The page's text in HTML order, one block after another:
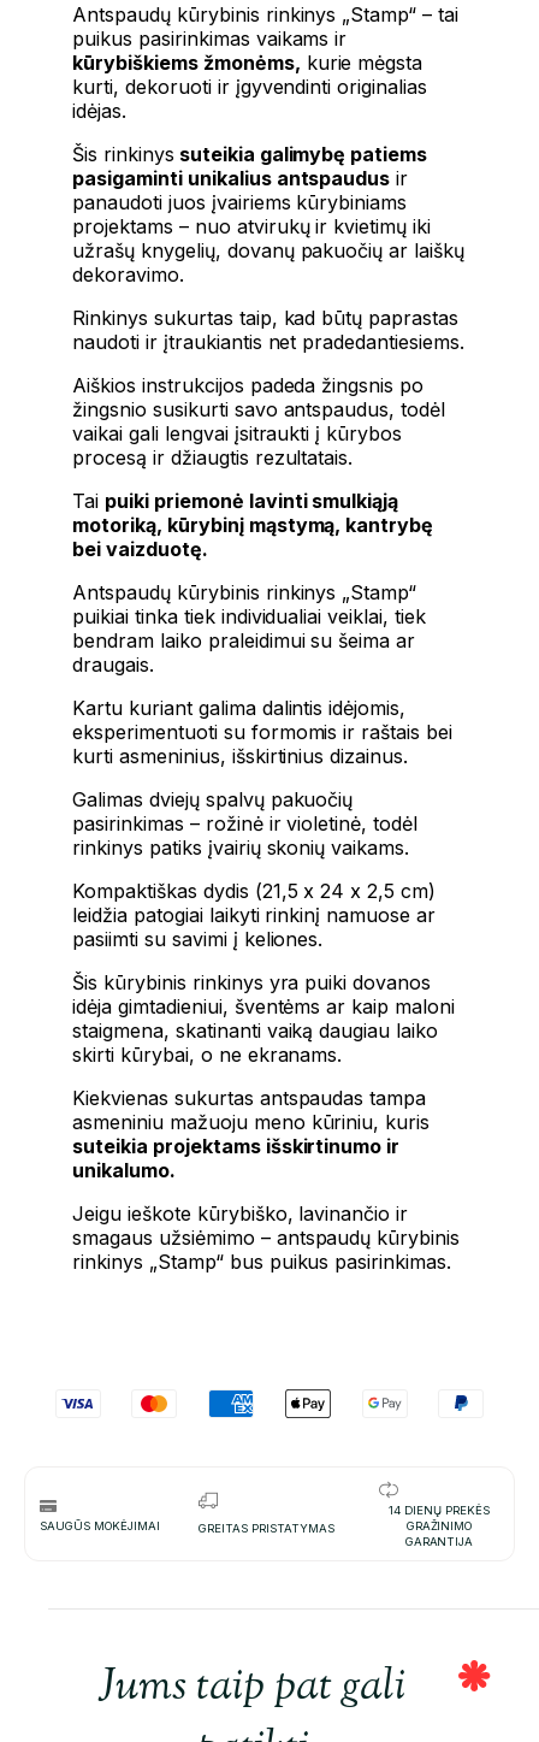
Antspaudų kūrybinis rinkinys „Stamp“ – tai
puikus pasirinkimas vaikams ir
kūrybiškiems žmonėms, kurie mėgsta
kurti, dekoruoti ir įgyvendinti originalias
idėjas.
Šis rinkinys suteikia galimybę patiems
pasigaminti unikalius antspaudus ir
panaudoti juos įvairiems kūrybiniams
projektams – nuo atvirukų ir kvietimų iki
užrašų knygelių, dovanų pakuočių ar laiškų
dekoravimo.
Rinkinys sukurtas taip, kad būtų paprastas
naudoti ir įtraukiantis net pradedantiesiems.
Aiškios instrukcijos padeda žingsnis po
žingsnio susikurti savo antspaudus, todėl
vaikai gali lengvai įsitraukti į kūrybos
procesą ir džiaugtis rezultatais.
Tai puiki priemonė lavinti smulkiąją
motoriką, kūrybinį mąstymą, kantrybę
bei vaizduotę.
Antspaudų kūrybinis rinkinys „Stamp“
puikiai tinka tiek individualiai veiklai, tiek
bendram laiko praleidimui su šeima ar
draugais.
Kartu kuriant galima dalintis idėjomis,
eksperimentuoti su formomis ir raštais bei
kurti asmeninius, išskirtinius dizainus.
Galimas dviejų spalvų pakuočių
pasirinkimas – rožinė ir violetinė, todėl
rinkinys patiks įvairių skonių vaikams.
Kompaktiškas dydis (21,5 x 24 x 2,5 cm)
leidžia patogiai laikyti rinkinį namuose ar
pasiimti su savimi į keliones.
Šis kūrybinis rinkinys yra puiki dovanos
idėja gimtadieniui, šventėms ar kaip maloni
staigmena, skatinanti vaiką daugiau laiko
skirti kūrybai, o ne ekranams.
Kiekvienas sukurtas antspaudas tampa
asmeniniu mažuoju meno kūriniu, kuris
suteikia projektams išskirtinumo ir
unikalumo.
Jeigu ieškote kūrybiško, lavinančio ir
smagaus užsiėmimo – antspaudų kūrybinis
rinkinys „Stamp“ bus puikus pasirinkimas.
SAUGŪS MOKĖJIMAI GREITAS PRISTATYMAS
14 DIENŲ PREKĖS
GRAŽINIMO
GARANTIJA
Jums taip pat gali